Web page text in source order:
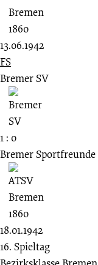
13.06.1942
FS
Bremer SV
1 : 0
Bremer Sportfreunde
18.01.1942
16. Spieltag